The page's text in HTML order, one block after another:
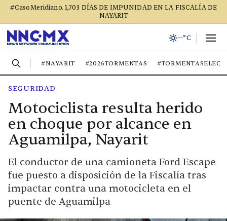
#CasoMeridiano. 1,703 DÍAS DE IMPUNIDAD EN LA FISCALÍA DE
NAYARIT
--°C
#NAYARIT #2026TORMENTAS
SEGURIDAD
Motociclista resulta herido
en choque por alcance en
Aguamilpa, Nayarit
El conductor de una camioneta Ford Escape
fue puesto a disposición de la Fiscalía tras
impactar contra una motocicleta en el
puente de Aguamilpa